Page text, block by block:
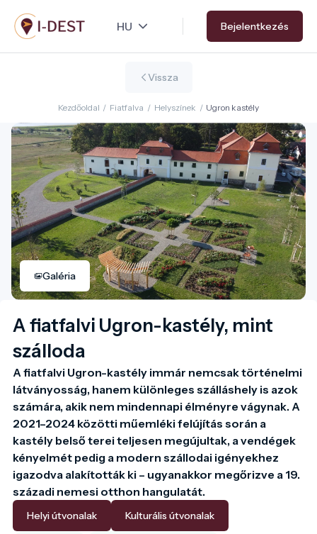
Ugrás
a
tartalomra
Bejelentkezés
Vissza
Kezdőoldal / Fiatfalva / Helyszínek / Ugron kastély
Galéria
A fiatfalvi Ugron-kastély, mint
szálloda
A fiatfalvi Ugron-kastély immár nemcsak történelmi
látványosság, hanem különleges szálláshely is azok
számára, akik nem mindennapi élményre vágynak. A
2021–2024 közötti műemléki felújítás során a
kastély belső terei teljesen megújultak, a vendégek
kényelmét pedig a modern szállodai igényekhez
igazodva alakították ki – ugyanakkor megőrizve a 19.
századi nemesi otthon hangulatát.
Helyi útvonalak Kulturális útvonalak